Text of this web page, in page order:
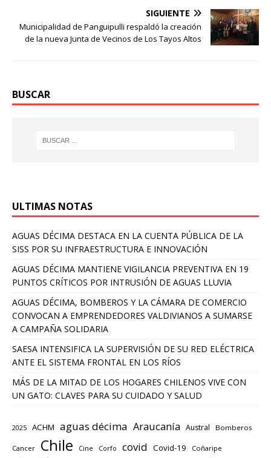
SIGUIENTE
Municipalidad de Panguipulli respaldó la creación
de la nueva Junta de Vecinos de Los Tayos Altos
BUSCAR
ULTIMAS NOTAS
AGUAS DÉCIMA DESTACA EN LA CUENTA PÚBLICA DE LA
SISS POR SU INFRAESTRUCTURA E INNOVACIÓN
AGUAS DÉCIMA MANTIENE VIGILANCIA PREVENTIVA EN 19
PUNTOS CRÍTICOS POR INTRUSIÓN DE AGUAS LLUVIA
AGUAS DÉCIMA, BOMBEROS Y LA CÁMARA DE COMERCIO
CONVOCAN A EMPRENDEDORES VALDIVIANOS A SUMARSE
A CAMPAÑA SOLIDARIA
SAESA INTENSIFICA LA SUPERVISIÓN DE SU RED ELÉCTRICA
ANTE EL SISTEMA FRONTAL EN LOS RÍOS
MÁS DE LA MITAD DE LOS HOGARES CHILENOS VIVE CON
UN GATO: CLAVES PARA SU CUIDADO Y SALUD
2025 ACHM aguas décima Araucanía Austral Bomberos
Cancer Chile Cine Corfo covid Covid-19 Coñaripe